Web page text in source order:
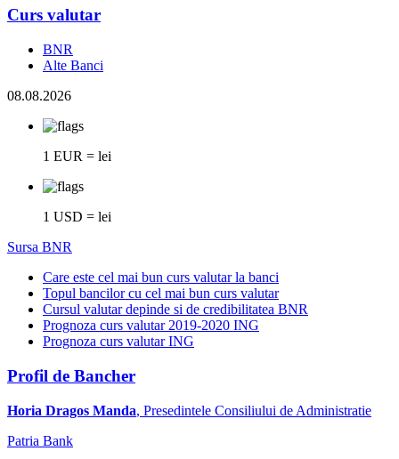
Curs valutar
BNR
Alte Banci
08.08.2026
1 EUR = lei
1 USD = lei
Sursa BNR
Care este cel mai bun curs valutar la banci
Topul bancilor cu cel mai bun curs valutar
Cursul valutar depinde si de credibilitatea BNR
Prognoza curs valutar 2019-2020 ING
Prognoza curs valutar ING
Profil de Bancher
Horia Dragos Manda, Presedintele Consiliului de Administratie
Patria Bank